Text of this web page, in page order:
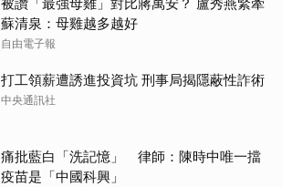
蘇清泉：母雞越多越好
自由電子報
打工領薪遭誘進投資坑 刑事局揭隱蔽性詐術
中央通訊社
痛批藍白「洗記憶」 律師：陳時中唯一擋
疫苗是「中國科興」